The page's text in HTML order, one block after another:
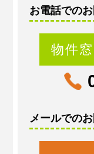
お電話での
物件窓
メールでの